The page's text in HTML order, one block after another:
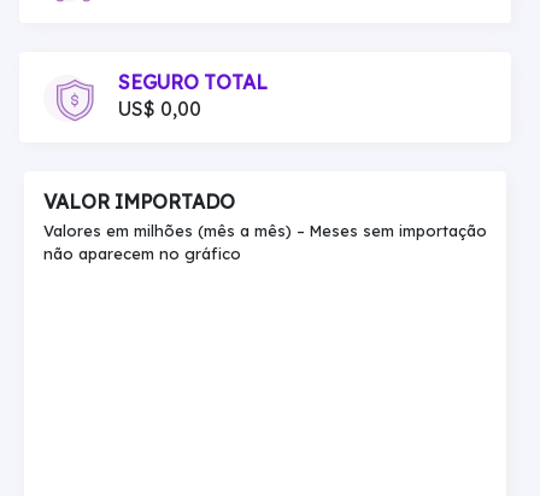
SEGURO TOTAL
US$ 0,00
VALOR IMPORTADO
Valores em milhões (mês a mês) – Meses sem importação
não aparecem no gráfico